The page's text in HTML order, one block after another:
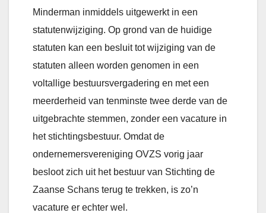
Minderman inmiddels uitgewerkt in een
statutenwijziging. Op grond van de huidige
statuten kan een besluit tot wijziging van de
statuten alleen worden genomen in een
voltallige bestuursvergadering en met een
meerderheid van tenminste twee derde van de
uitgebrachte stemmen, zonder een vacature in
het stichtingsbestuur. Omdat de
ondernemersvereniging OVZS vorig jaar
besloot zich uit het bestuur van Stichting de
Zaanse Schans terug te trekken, is zo’n
vacature er echter wel.